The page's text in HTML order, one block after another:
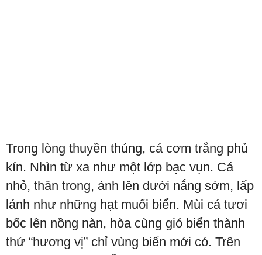
Trong lòng thuyền thúng, cá cơm trắng phủ
kín. Nhìn từ xa như một lớp bạc vụn. Cá
nhỏ, thân trong, ánh lên dưới nắng sớm, lấp
lánh như những hạt muối biển. Mùi cá tươi
bốc lên nồng nàn, hòa cùng gió biển thành
thứ “hương vị” chỉ vùng biển mới có. Trên